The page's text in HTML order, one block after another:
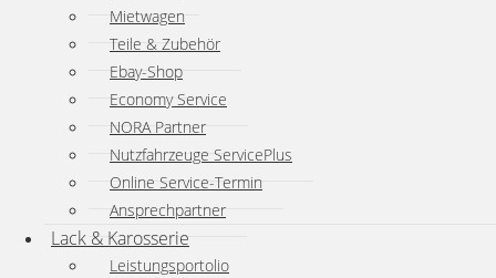
Mietwagen
Teile & Zubehör
Ebay-Shop
Economy Service
NORA Partner
Nutzfahrzeuge ServicePlus
Online Service-Termin
Ansprechpartner
Lack & Karosserie
Leistungsportolio